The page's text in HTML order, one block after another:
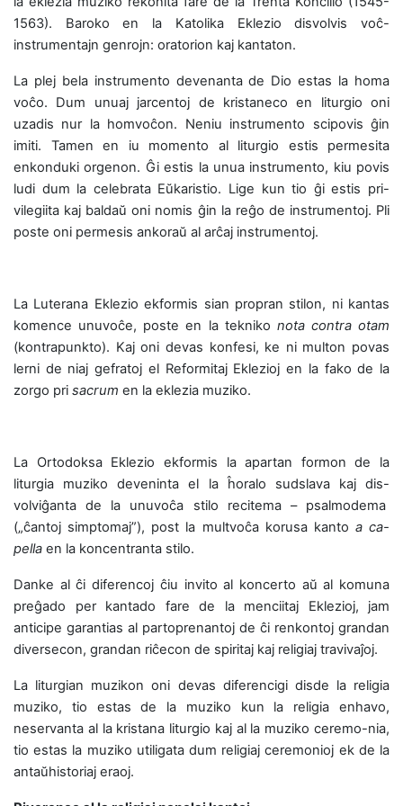
1563). Baroko en la Katolika Eklezio disvolvis voĉ-
instrumentajn genrojn: oratorion kaj kantaton.
La plej bela instrumento devenanta de Dio estas la homa
voĉo. Dum unuaj jarcentoj de kristaneco en liturgio oni
uzadis nur la homvoĉon. Neniu instrumento scipovis ĝin
imiti. Tamen en iu momento al liturgio estis permesita
enkonduki orgenon. Ĝi estis la unua instrumento, kiu povis
ludi dum la celebrata Eŭkaristio. Lige kun tio ĝi estis pri-
vilegiita kaj baldaŭ oni nomis ĝin la reĝo de instrumentoj. Pli
poste oni permesis ankoraŭ al arĉaj instrumentoj.
La Luterana Eklezio ekformis sian propran stilon, ni kantas
komence unuvoĉe, poste en la tekniko nota contra otam
(kontrapunkto). Kaj oni devas konfesi, ke ni multon povas
lerni de niaj gefratoj el Reformitaj Eklezioj en la fako de la
zorgo pri sacrum en la eklezia muziko.
La Ortodoksa Eklezio ekformis la apartan formon de la
liturgia muziko deveninta el la ĥoralo sudslava kaj dis-
volviĝanta de la unuvoĉa stilo recitema – psalmodema
(„ĉantoj simptomaj”), post la multvoĉa korusa kanto a ca-
pella en la koncentranta stilo.
Danke al ĉi diferencoj ĉiu invito al koncerto aŭ al komuna
preĝado per kantado fare de la menciitaj Eklezioj, jam
anticipe garantias al partoprenantoj de ĉi renkontoj grandan
diversecon, grandan riĉecon de spiritaj kaj religiaj travivaĵoj.
La liturgian muzikon oni devas diferencigi disde la religia
muziko, tio estas de la muziko kun la religia enhavo,
neservanta al la kristana liturgio kaj al la muziko ceremo-nia,
tio estas la muziko utiligata dum religiaj ceremonioj ek de la
antaŭhistoriaj eraoj.